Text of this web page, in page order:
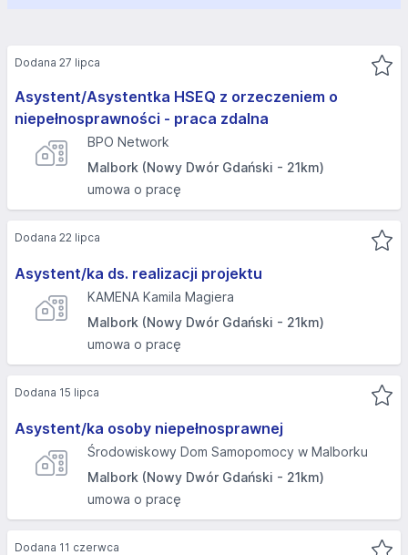
Asystent/Asystentka HSEQ z orzeczeniem o
niepełnosprawności - praca zdalna
BPO Network
Malbork (Nowy Dwór Gdański - 21km)
umowa o pracę
Dodana 27 lipca
Asystent/ka ds. realizacji projektu
KAMENA Kamila Magiera
Malbork (Nowy Dwór Gdański - 21km)
umowa o pracę
Dodana 22 lipca
Asystent/ka osoby niepełnosprawnej
Środowiskowy Dom Samopomocy w Malborku
Malbork (Nowy Dwór Gdański - 21km)
umowa o pracę
Dodana 15 lipca
Dodana 11 czerwca